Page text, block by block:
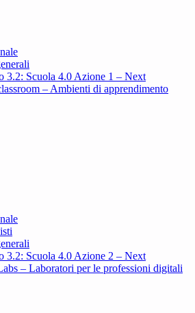
3.2: Scuola 4.0 Azione 1 – Next
– Ambienti di apprendimento
3.2: Scuola 4.0 Azione 2 – Next
– Laboratori per le professioni digitali